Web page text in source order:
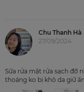
Chu Thanh Hà
27/09/2024
Sữa rửa mặt rửa sạch đỡ
thoáng ko bị khô da giữ